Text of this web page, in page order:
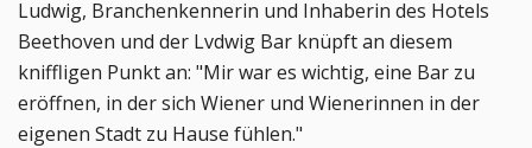
Ludwig, Branchenkennerin und Inhaberin des Hotels
Beethoven und der Lvdwig Bar knüpft an diesem
kniffligen Punkt an: "Mir war es wichtig, eine Bar zu
eröffnen, in der sich Wiener und Wienerinnen in der
eigenen Stadt zu Hause fühlen."